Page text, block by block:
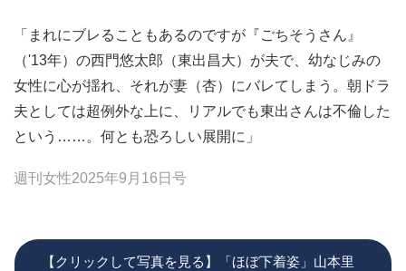
「まれにブレることもあるのですが『ごちそうさん』
（'13年）の西門悠太郎（東出昌大）が夫で、幼なじみの
女性に心が揺れ、それが妻（杏）にバレてしまう。朝ドラ
夫としては超例外な上に、リアルでも東出さんは不倫した
という……。何とも恐ろしい展開に」
週刊女性2025年9月16日号
【クリックして写真を見る】「ほぼ下着姿」山本里